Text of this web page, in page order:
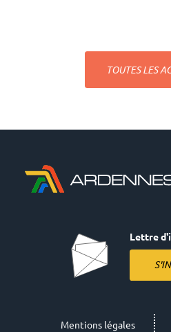
TOUTES LES
Lettre
Mentions légales